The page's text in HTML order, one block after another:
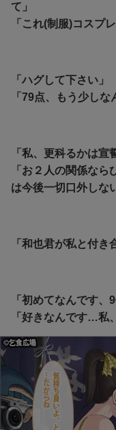
て」
「これ(制服)コスプ
「ハグして下さい」
「79点、もう少しな
「私、更科るかは宣
「お２人の関係な
は今後一切口外しな
「和也君が私と付き
「初めてなんです、
「好きなんです…私